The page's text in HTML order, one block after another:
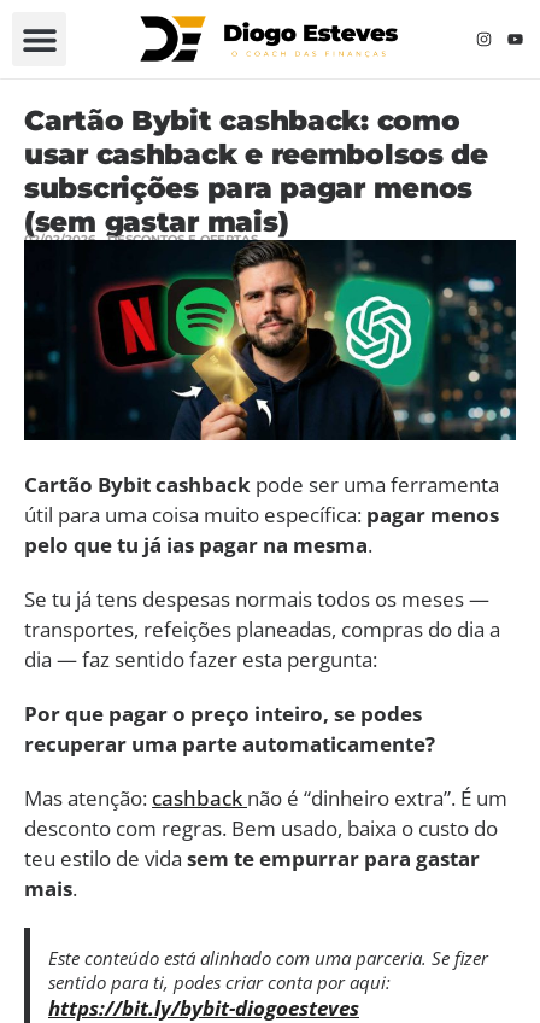
Cartão Bybit cashback: como
usar cashback e reembolsos de
subscrições para pagar menos
(sem gastar mais)
02/02/2026 DESCONTOS E OFERTAS
Cartão Bybit cashback pode ser uma ferramenta
útil para uma coisa muito específica: pagar menos
pelo que tu já ias pagar na mesma.
Se tu já tens despesas normais todos os meses —
transportes, refeições planeadas, compras do dia a
dia — faz sentido fazer esta pergunta:
Por que pagar o preço inteiro, se podes
recuperar uma parte automaticamente?
Mas atenção: cashback não é “dinheiro extra”. É um
desconto com regras. Bem usado, baixa o custo do
teu estilo de vida sem te empurrar para gastar
mais.
Este conteúdo está alinhado com uma parceria. Se fizer
sentido para ti, podes criar conta por aqui:
https://bit.ly/bybit-diogoesteves